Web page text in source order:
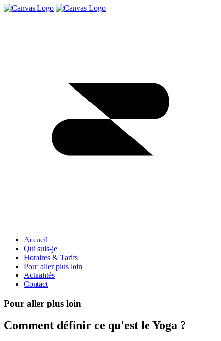
Accueil
Qui suis-je
Horaires & Tarifs
Pour aller plus loin
Actualités
Contact
Pour aller plus loin
Comment définir ce qu'est le Yoga ?